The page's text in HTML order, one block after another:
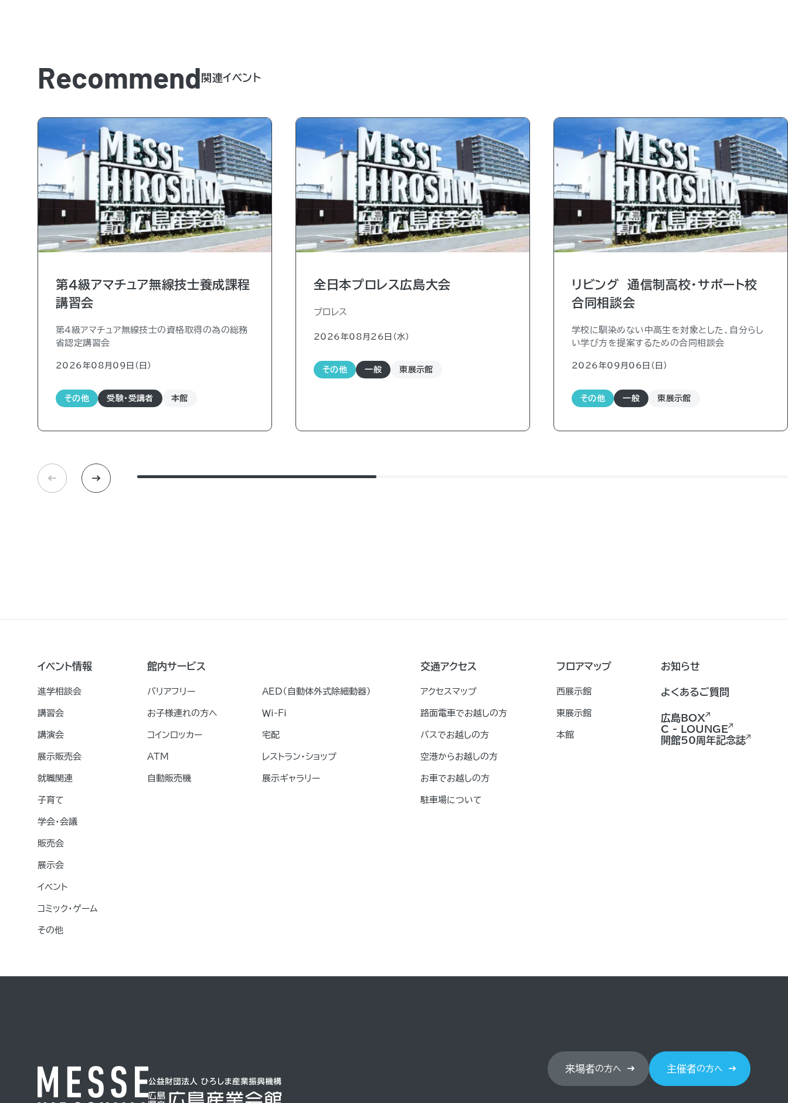
Recommend 関連イベント
第4級アマチュア無線技士養成課程
講習会
第４級アマチュア無線技士の資格取得の為の総務
省認定講習会
2026年08月09日（日)
その他 受験・受講者 本館
全日本プロレス広島大会
プロレス
2026年08月26日（水)
その他 一般 東展示館
リビング 通信制高校・サポート校
合同相談会
学校に馴染めない中高生を対象とした、自分らし
い学び方を提案するための合同相談会
2026年09月06日（日)
その他 一般 東展示館
イベント情報
進学相談会
講習会
講演会
展示販売会
就職関連
子育て
学会・会議
販売会
展示会
イベント
コミック・ゲーム
その他
館内サービス
バリアフリー
お子様連れの方へ
コインロッカー
ATM
自動販売機
AED（自動体外式除細動器）
Ｗｉ-Ｆｉ
宅配
レストラン・ショップ
展示ギャラリー
交通アクセス
アクセスマップ
路面電車でお越しの方
バスでお越しの方
空港からお越しの方
お車でお越しの方
駐車場について
フロアマップ
西展示館
東展示館
本館
お知らせ
よくあるご質問
広島BOX
C - LOUNGE
開館50周年記念誌
来場者の方へ 主催者の方へ